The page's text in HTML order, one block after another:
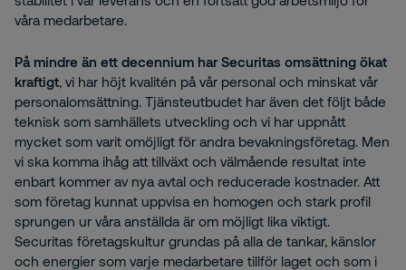
våra medarbetare.
På mindre än ett decennium har Securitas omsättning ökat
kraftigt, vi har höjt kvalitén på vår personal och minskat vår
personalomsättning. Tjänsteutbudet har även det följt både
teknisk som samhällets utveckling och vi har uppnått
mycket som varit omöjligt för andra bevakningsföretag. Men
vi ska komma ihåg att tillväxt och välmående resultat inte
enbart kommer av nya avtal och reducerade kostnader. Att
som företag kunnat uppvisa en homogen och stark profil
sprungen ur våra anställda är om möjligt lika viktigt.
Securitas företagskultur grundas på alla de tankar, känslor
och energier som varje medarbetare tillför laget och som i